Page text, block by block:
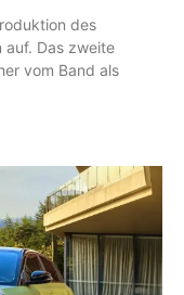
des
auf. Das zweite
vom Band als